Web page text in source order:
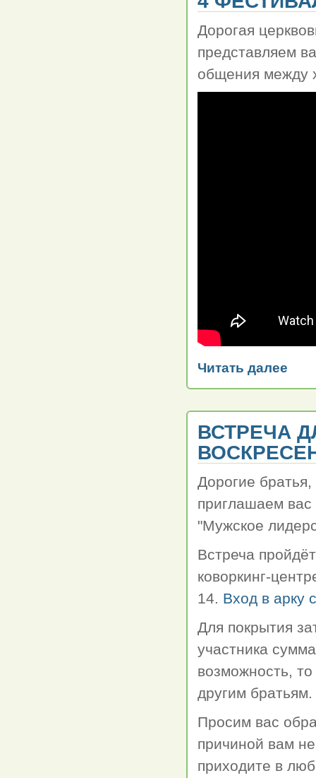
Дорогая
представляем
общения между
Читать далее
ВСТРЕЧА
Дорогие братья,
приглашаем вас
"Мужское
Встреча
коворкинг-
14. Вход в арку
Для покрытия
участника
возможность,
другим братьям.
Просим вас
причиной вам
приходите в